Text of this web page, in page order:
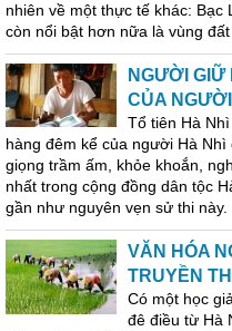
nhiên về một thực tế khác: Bạc
còn nổi bật hơn nữa là vùng
NGƯỜI
CỦA NGƯỜI
Tổ tiên Hà
hàng đêm kể của người Hà
giọng trầm ấm, khỏe khoắn,
nhất trong cộng đồng dân tộc
gần như nguyên vẹn sử thi này.
VĂN HÓA
TRUYỀN
Có một học
đê điều từ Hà